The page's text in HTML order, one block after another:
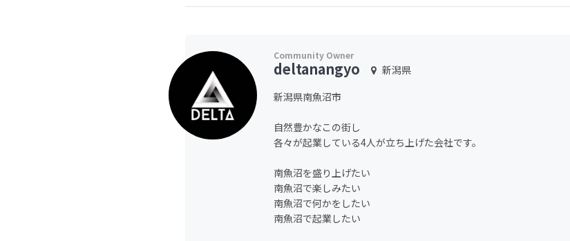
deltanangyo
新潟県
新潟県南魚沼市
自然豊かなこの街し
各々が起業している4人が立ち上げた会社です。
南魚沼を盛り上げたい
南魚沼で楽しみたい
南魚沼で何かをしたい
南魚沼で起業したい